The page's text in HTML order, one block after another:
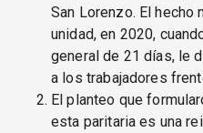
San Lorenzo. El hecho
unidad, en 2020,
general de 21 días, le
a los trabajadores
El planteo que
esta paritaria es una